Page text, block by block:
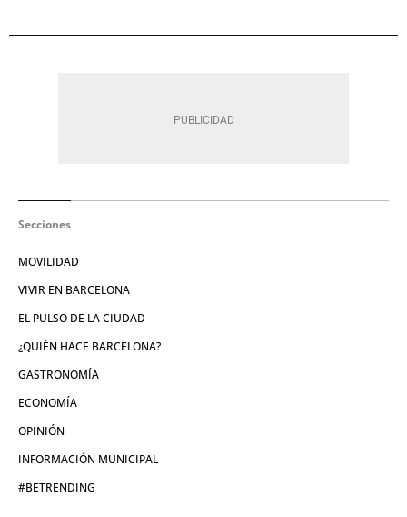
Secciones
MOVILIDAD
VIVIR EN BARCELONA
EL PULSO DE LA CIUDAD
¿QUIÉN HACE BARCELONA?
GASTRONOMÍA
ECONOMÍA
OPINIÓN
INFORMACIÓN MUNICIPAL
#BETRENDING